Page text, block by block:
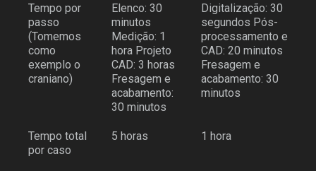
Tempo por
passo
(Tomemos
como
exemplo o
craniano)
Elenco: 30
minutos
Medição: 1
hora Projeto
CAD: 3 horas
Fresagem e
acabamento:
30 minutos
Digitalização: 30
segundos Pós-
processamento e
CAD: 20 minutos
Fresagem e
acabamento: 30
minutos
Tempo total
por caso
5 horas 1 hora